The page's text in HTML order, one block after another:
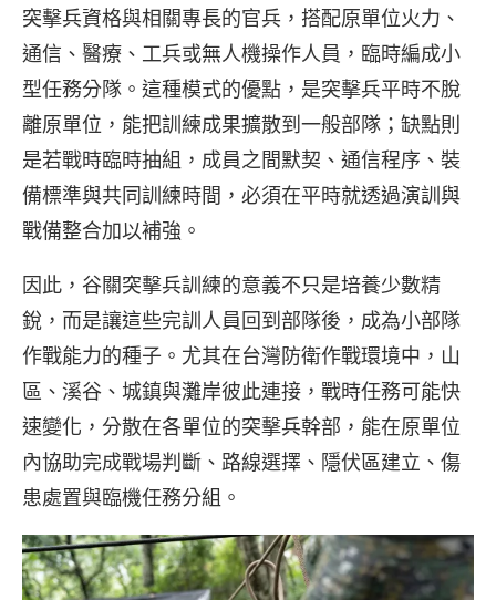
突擊兵資格與相關專長的官兵，搭配原單位火力、
通信、醫療、工兵或無人機操作人員，臨時編成小
型任務分隊。這種模式的優點，是突擊兵平時不脫
離原單位，能把訓練成果擴散到一般部隊；缺點則
是若戰時臨時抽組，成員之間默契、通信程序、裝
備標準與共同訓練時間，必須在平時就透過演訓與
戰備整合加以補強。
因此，谷關突擊兵訓練的意義不只是培養少數精
銳，而是讓這些完訓人員回到部隊後，成為小部隊
作戰能力的種子。尤其在台灣防衛作戰環境中，山
區、溪谷、城鎮與灘岸彼此連接，戰時任務可能快
速變化，分散在各單位的突擊兵幹部，能在原單位
內協助完成戰場判斷、路線選擇、隱伏區建立、傷
患處置與臨機任務分組。